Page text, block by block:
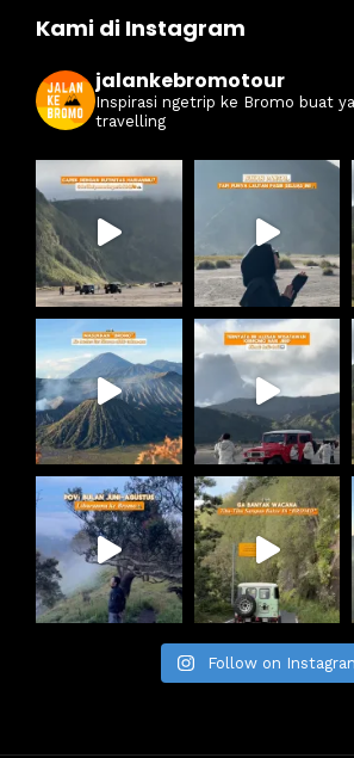
Kami di Instagram
jalankebromotour
Inspirasi ngetrip ke Bromo buat
travelling
Follow on